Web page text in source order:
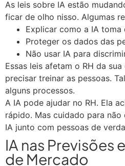
As leis sobre IA estão
ficar de olho nisso. Algumas
Explicar como a IA toma
Proteger os dados das
Não usar IA para
Essas leis afetam o RH da
precisar treinar as pessoas.
alguns processos.
A IA pode ajudar no RH. Ela
rápido. Mas cuidado para não
IA junto com pessoas de
IA nas Previsões
de Mercado